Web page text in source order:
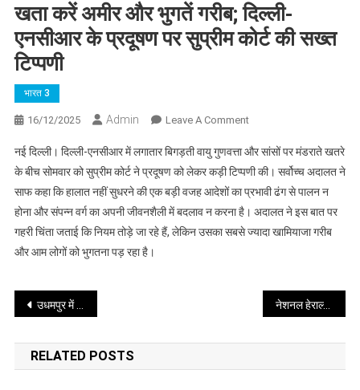
खता करें अमीर और भुगतें गरीब; दिल्ली-
एनसीआर के प्रदूषण पर सुप्रीम कोर्ट की सख्त
टिप्पणी
भारत 3
16/12/2025 Admin Leave A CommentOn
करें
अमीर
और
भुगतें
गरीब;
सुप्रीम
नई दिल्ली। दिल्ली-एनसीआर में लगातार बिगड़ती वायु गुणवत्ता और सांसों पर मंडराते खतरे
के बीच सोमवार को सुप्रीम कोर्ट ने प्रदूषण को लेकर कड़ी टिप्पणी की। सर्वोच्च अदालत ने
साफ कहा कि हालात नहीं सुधरने की एक बड़ी वजह आदेशों का प्रभावी ढंग से पालन न
होना और संपन्न वर्ग का अपनी जीवनशैली में बदलाव न करना है। अदालत ने इस बात पर
गहरी चिंता जताई कि नियम तोड़े जा रहे हैं, लेकिन उसका सबसे ज्यादा खामियाजा गरीब
और आम लोगों को भुगतना पड़ रहा है।
Post
navigation
उधमपुर में सुरक्षा बलों और आतंकियों के बीच मुठभेड़, एक पुलिसकर्मी शहीद नेशनल हेराल्ड मामले में सोनिया और राहुल गांधी को बड़ी राहत,
RELATED POSTS